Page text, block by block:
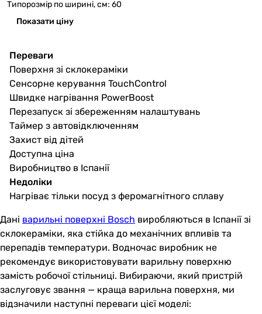
Типорозмір по ширині, см: 60
Показати ціну
Переваги
Поверхня зі склокераміки
Сенсорне керування TouchControl
Швидке нагрівання PowerBoost
Перезапуск зі збереженням налаштувань
Таймер з автовідключенням
Захист від дітей
Доступна ціна
Виробництво в Іспанії
Недоліки
Нагріває тільки посуд з феромагнітного сплаву
Дані варильні поверхні Bosch виробляються в Іспанії зі
склокераміки, яка стійка до механічних впливів та
перепадів температури. Водночас виробник не
рекомендує використовувати варильну поверхню
замість робочої стільниці. Вибираючи, який пристрій
заслуговує звання — краща варильна поверхня, ми
відзначили наступні переваги цієї моделі: